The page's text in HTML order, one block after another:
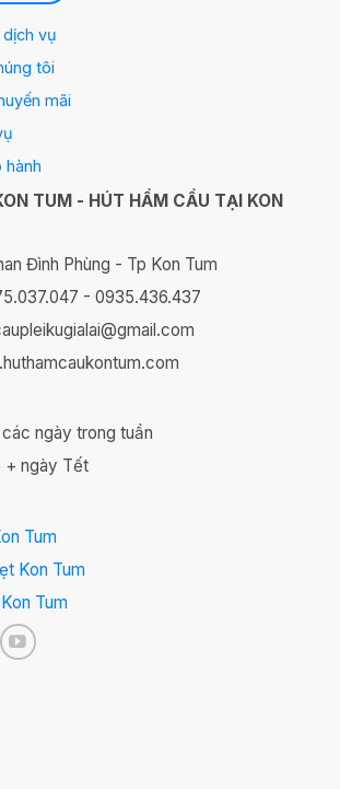
vụ
tôi
mãi
hành
TUM - HÚT HẦM CẦU TẠI KON
Đình Phùng - Tp Kon Tum
- 0935.436.437
ngày trong tuần
+ ngày Tết
Tum
Kon Tum
Tum